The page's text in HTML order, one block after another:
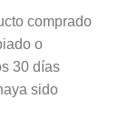
comprado
o
30 días
sido